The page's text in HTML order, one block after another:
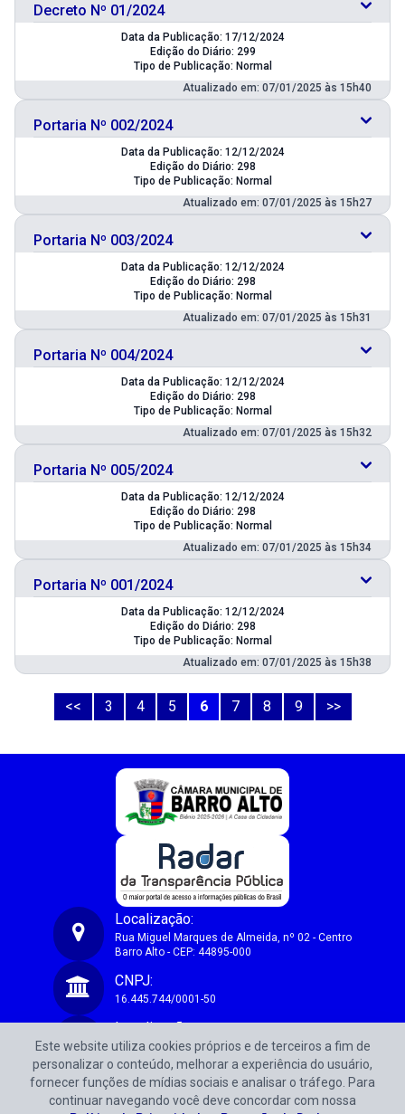
Decreto Nº 01/2024
Data da Publicação: 17/12/2024
Edição do Diário: 299
Tipo de Publicação: Normal
Atualizado em: 07/01/2025 às 15h40
Portaria Nº 002/2024
Data da Publicação: 12/12/2024
Edição do Diário: 298
Tipo de Publicação: Normal
Atualizado em: 07/01/2025 às 15h27
Portaria Nº 003/2024
Data da Publicação: 12/12/2024
Edição do Diário: 298
Tipo de Publicação: Normal
Atualizado em: 07/01/2025 às 15h31
Portaria Nº 004/2024
Data da Publicação: 12/12/2024
Edição do Diário: 298
Tipo de Publicação: Normal
Atualizado em: 07/01/2025 às 15h32
Portaria Nº 005/2024
Data da Publicação: 12/12/2024
Edição do Diário: 298
Tipo de Publicação: Normal
Atualizado em: 07/01/2025 às 15h34
Portaria Nº 001/2024
Data da Publicação: 12/12/2024
Edição do Diário: 298
Tipo de Publicação: Normal
Atualizado em: 07/01/2025 às 15h38
<< 3 4 5 6 7 8 9 >>
Câmara Municipal de Vereadores de Barro Alto-BA
Localização:
Rua Miguel Marques de Almeida, nº 02 - Centro
Barro Alto - CEP: 44895-000
CNPJ:
16.445.744/0001-50
Localização:
Rua Miguel Marques de Almeida, nº 02 - Centro
Barro Alto - CEP: 44895-000
CNPJ:
16.445.744/0001-50
Este website utiliza cookies próprios e de terceiros a fim de
personalizar o conteúdo, melhorar a experiência do usuário,
fornecer funções de mídias sociais e analisar o tráfego. Para
continuar navegando você deve concordar com nossa